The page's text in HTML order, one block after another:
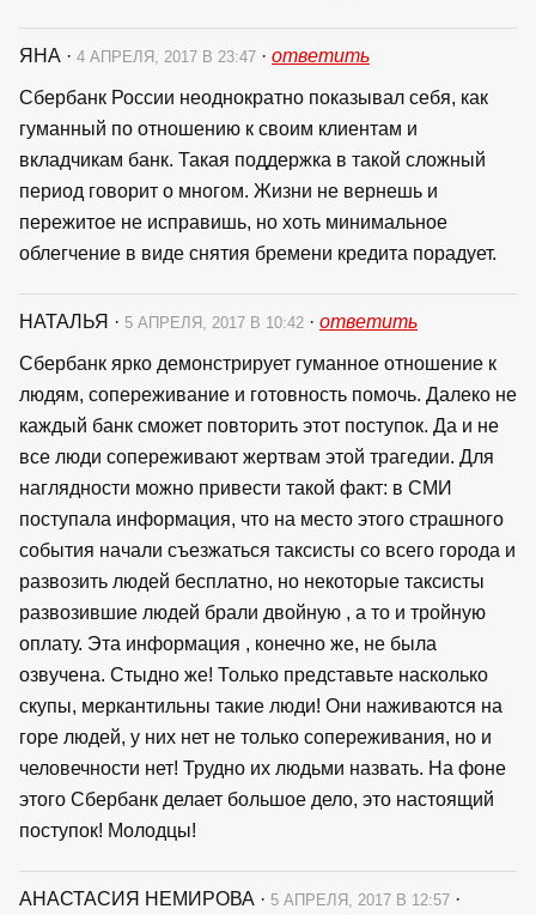
ЯНА · 4 АПРЕЛЯ, 2017 В 23:47 · ответить
Сбербанк России неоднократно показывал себя, как
гуманный по отношению к своим клиентам и
вкладчикам банк. Такая поддержка в такой сложный
период говорит о многом. Жизни не вернешь и
пережитое не исправишь, но хоть минимальное
облегчение в виде снятия бремени кредита порадует.
НАТАЛЬЯ · 5 АПРЕЛЯ, 2017 В 10:42 · ответить
Сбербанк ярко демонстрирует гуманное отношение к
людям, сопереживание и готовность помочь. Далеко не
каждый банк сможет повторить этот поступок. Да и не
все люди сопереживают жертвам этой трагедии. Для
наглядности можно привести такой факт: в СМИ
поступала информация, что на место этого страшного
события начали съезжаться таксисты со всего города и
развозить людей бесплатно, но некоторые таксисты
развозившие людей брали двойную , а то и тройную
оплату. Эта информация , конечно же, не была
озвучена. Стыдно же! Только представьте насколько
скупы, меркантильны такие люди! Они наживаются на
горе людей, у них нет не только сопереживания, но и
человечности нет! Трудно их людьми назвать. На фоне
этого Сбербанк делает большое дело, это настоящий
поступок! Молодцы!
АНАСТАСИЯ НЕМИРОВА · 5 АПРЕЛЯ, 2017 В 12:57 ·